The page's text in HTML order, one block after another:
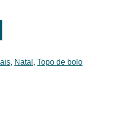
, Natal , Topo de bolo